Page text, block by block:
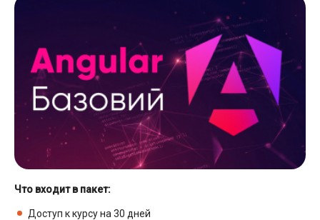
Что входит в пакет:
Доступ к курсу на 30 дней